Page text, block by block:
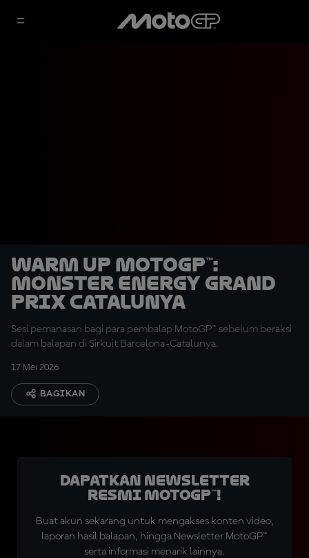
Warm Up MotoGP™:
Monster Energy Grand
Prix Catalunya
Sesi pemanasan bagi para pembalap MotoGP™ sebelum beraksi
dalam balapan di Sirkuit Barcelona-Catalunya.
17 Mei 2026
BAGIKAN
Dapatkan Newsletter
Resmi MotoGP™!
Buat akun sekarang untuk mengakses konten video,
laporan hasil balapan, hingga Newsletter MotoGP™
serta informasi menarik lainnya.